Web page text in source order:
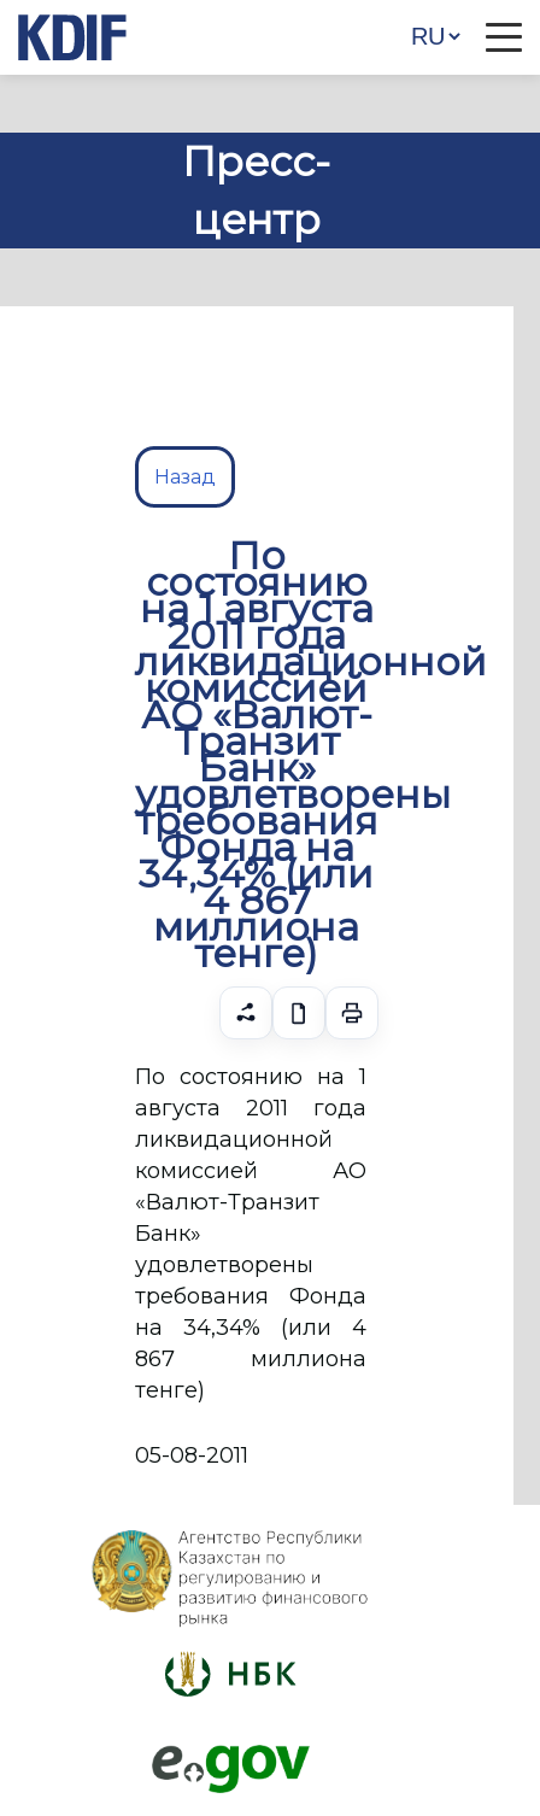
Пресс-
центр
Назад
По
состоянию
на 1 августа
2011 года
ликвидационной
комиссией
АО «Валют-
Транзит
Банк»
удовлетворены
требования
Фонда на
34,34% (или
4 867
миллиона
тенге)
По состоянию на 1
августа 2011 года
ликвидационной
комиссией АО
«Валют-Транзит
Банк»
удовлетворены
требования Фонда
на 34,34% (или 4
867 миллиона
тенге)
05-08-2011